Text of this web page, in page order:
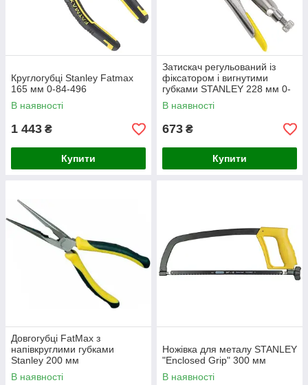
Круглогубці Stanley Fatmax
165 мм 0-84-496
В наявності
1 443 ₴
Купити
Затискач регульований із
фіксатором і вигнутими
губками STANLEY 228 мм 0-
84-809
В наявності
673 ₴
Купити
Довгогубці FatMax з
напівкруглими губками
Stanley 200 мм
В наявності
Ножівка для металу STANLEY
"Enclosed Grip" 300 мм
В наявності